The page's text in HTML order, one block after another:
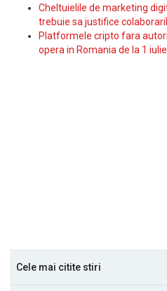
Cheltuielile de marketing
trebuie sa justifice
Platformele cripto fara
opera in Romania de la 1
Cele mai citite stiri